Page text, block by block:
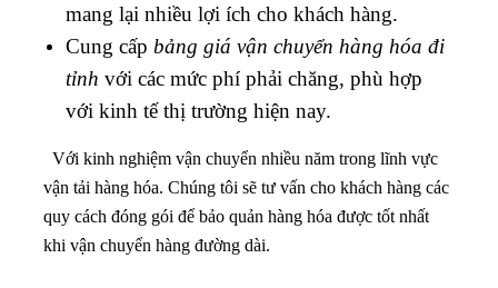
mang lại nhiều lợi ích cho khách hàng.
Cung cấp bảng giá vận chuyển hàng hóa đi
tỉnh với các mức phí phải chăng, phù hợp
với kinh tế thị trường hiện nay.
Với kinh nghiệm vận chuyển nhiều năm trong lĩnh vực
vận tải hàng hóa. Chúng tôi sẽ tư vấn cho khách hàng các
quy cách đóng gói để bảo quản hàng hóa được tốt nhất
khi vận chuyển hàng đường dài.